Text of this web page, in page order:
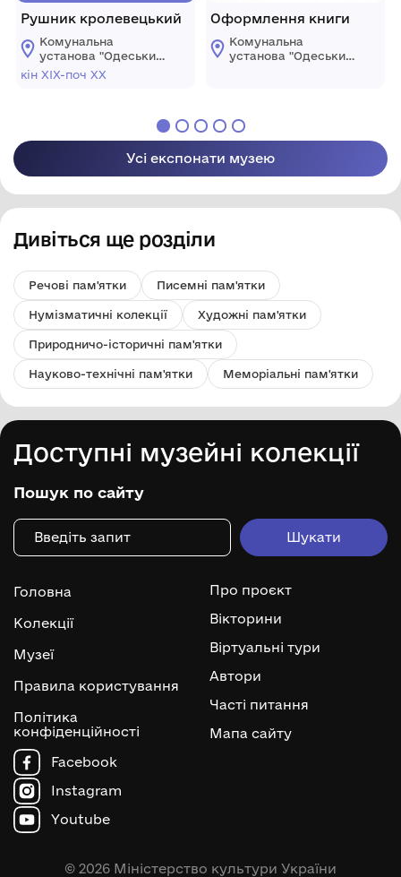
Рушник кролевецький
Комунальна
установа "Одеський
національний
кін ХІХ-поч ХХ
Оформлення книги
Комунальна
установа "Одеський
Усі експонати музею
Дивіться ще розділи
Речові пам'ятки Писемні пам'ятки
Нумізматичні колекції Художні пам'ятки
Природничо-історичні пам'ятки
Науково-технічні пам'ятки Меморіальні пам'ятки
Доступні музейні колекції
Пошук по сайту
Головна
Колекції
Музеї
Правила користування
Політика
конфіденційності
Про проєкт
Вікторини
Віртуальні тури
Автори
Часті питання
Мапа сайту
Facebook
Instagram
Youtube
© 2026 Міністерство культури України